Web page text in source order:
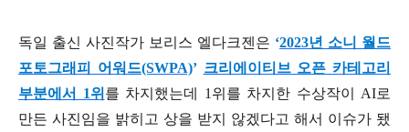
독일 출신 사진작가 보리스 엘다크젠은 ‘2023년 소니 월드
포토그래피 어워드(SWPA)’ 크리에이티브 오픈 카테고리
부분에서 1위 를 차지했는데 1위를 차지한 수상작이 AI로
만든 사진임을 밝히고 상을 받지 않겠다고 해서 이슈가 됐